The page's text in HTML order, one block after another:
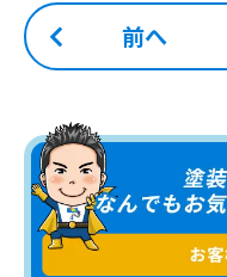
前へ